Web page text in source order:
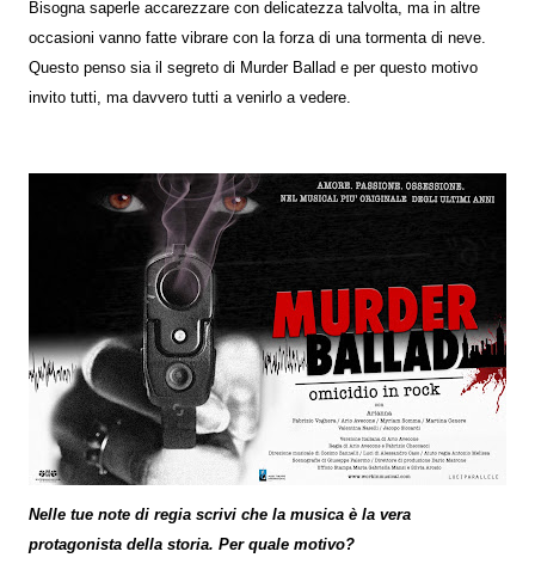
Bisogna saperle accarezzare con delicatezza talvolta, ma in altre
occasioni vanno fatte vibrare con la forza di una tormenta di neve.
Questo penso sia il segreto di Murder Ballad e per questo motivo
invito tutti, ma davvero tutti a venirlo a vedere.
Nelle tue note di regia scrivi che la musica è la vera
protagonista della storia. Per quale motivo?